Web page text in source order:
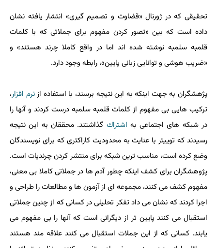
تحقیقی كه در ژورنال «قضاوت و تصمیم گیری» انتشار یافته نشان
داده است كه بین «تصور كردن مفهوم برای جملاتی كه با كلمات
قلمبه سلمبه نوشته شده اند اما در واقع كاملا چرند هستند» و
«ضریب هوشی و توانایی زبانی پایین»، رابطه وجود دارد.
پژهشگران به جهت اینكه به این نتیجه برسند، با استفاده ازنرم افزار،
تركیب هایی بی مفهوم از كلمات قلمبه سلمبه درست كردند و آنها را
در شبكه های اجتماعی به اشتراك گذاشتند. محققان به این نتیجه
رسیدند كه توییتر با عنایت به محدودیت كاراكتری كه برای نویسندگان
وضع كرده است، مناسب ترین شبكه برای منتشر كردن چرندیات است.
پژوهشگران برای كشف اینكه چطور آدم ها در جملاتی كاملا بی معنی،
مفهوم كشف می كنند، مجموعه ای از آزمون ها و مطالعات را طراحی و
اجرا كردند كه نشان می داد تفكر تحلیلی در كسانی كه از چنین جملاتی
استقبال می كنند پایین تر از دیگرانی است كه آنها را بی مفهوم می
یابند. كسانی كه از این جملات استقبال می كنند علاقه مند هستند